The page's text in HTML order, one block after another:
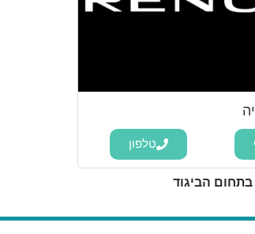
טלפון
בתחום הביגוד